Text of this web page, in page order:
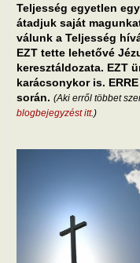
Teljesség egyetlen
átadjuk saját
válunk a Teljesség
EZT tette lehetővé
keresztáldozata. EZT
karácsonykor is.
során. (Aki erről többet
blogbejegyzést itt.)